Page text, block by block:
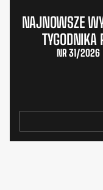
NAJNOWSZE
TYGODNIKA
NR 31/2026